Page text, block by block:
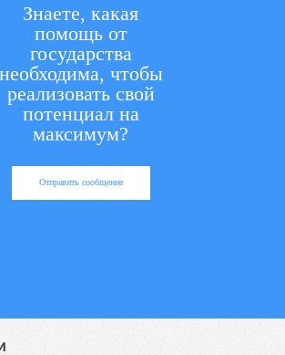
Знаете, какая
помощь от
государства
необходима, чтобы
реализовать свой
потенциал на
максимум?
Отправить сообщение